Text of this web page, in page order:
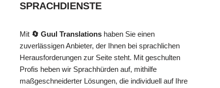
SPRACHDIENSTE
Mit 🔄 Guul Translations haben Sie einen
zuverlässigen Anbieter, der Ihnen bei sprachlichen
Herausforderungen zur Seite steht. Mit geschulten
Profis heben wir Sprachhürden auf, mithilfe
maßgeschneiderter Lösungen, die individuell auf Ihre